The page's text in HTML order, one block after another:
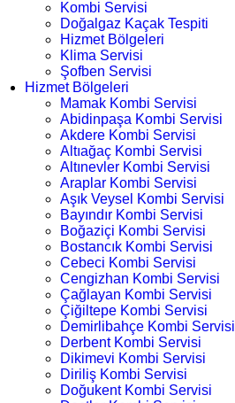
Kombi Servisi
Doğalgaz Kaçak Tespiti
Hizmet Bölgeleri
Klima Servisi
Şofben Servisi
Hizmet Bölgeleri
Mamak Kombi Servisi
Abidinpaşa Kombi Servisi
Akdere Kombi Servisi
Altıağaç Kombi Servisi
Altınevler Kombi Servisi
Araplar Kombi Servisi
Aşık Veysel Kombi Servisi
Bayındır Kombi Servisi
Boğaziçi Kombi Servisi
Bostancık Kombi Servisi
Cebeci Kombi Servisi
Cengizhan Kombi Servisi
Çağlayan Kombi Servisi
Çiğiltepe Kombi Servisi
Demirlibahçe Kombi Servisi
Derbent Kombi Servisi
Dikimevi Kombi Servisi
Diriliş Kombi Servisi
Doğukent Kombi Servisi